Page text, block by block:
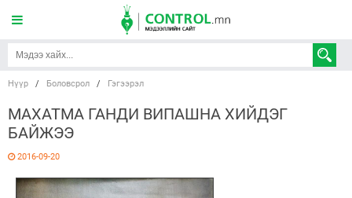
Нүүр / Боловсрол / Гэгээрэл
МАХАТМА ГАНДИ ВИПАШНА ХИЙДЭГ
БАЙЖЭЭ
2016-09-20